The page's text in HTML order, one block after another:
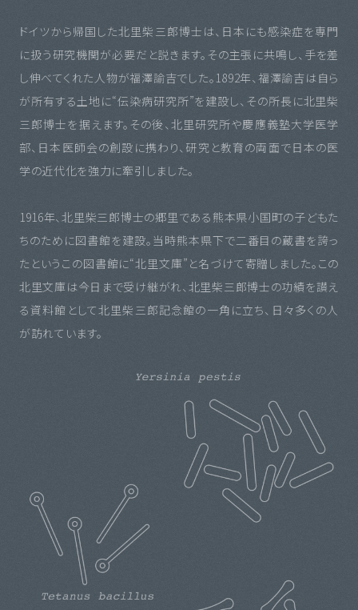
ドイツから帰国した北里柴三郎博士は、日本にも感染症を専門
に扱う研究機関が必要だと説きます。その主張に共鳴し、手を差
し伸べてくれた人物が福澤諭吉でした。1892年、福澤諭吉は自ら
が所有する土地に“伝染病研究所”を建設し、その所長に北里柴
三郎博士を据えます。その後、北里研究所や慶應義塾大学医学
部、日本医師会の創設に携わり、研究と教育の両面で日本の医
学の近代化を強力に牽引しました。
1916年、北里柴三郎博士の郷里である熊本県小国町の子どもた
ちのために図書館を建設。当時熊本県下で二番目の蔵書を誇っ
たというこの図書館に“北里文庫”と名づけて寄贈しました。この
北里文庫は今日まで受け継がれ、北里柴三郎博士の功績を讃え
る資料館として北里柴三郎記念館の一角に立ち、日々多くの人
が訪れています。